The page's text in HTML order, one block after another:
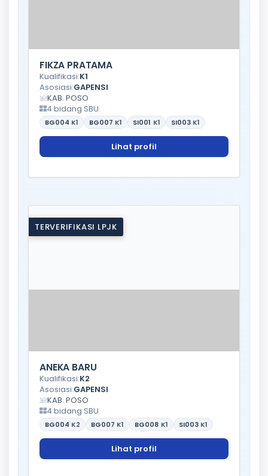
FIKZA PRATAMA
Kualifikasi:K1
Asosiasi:GAPENSI
KAB. POSO
4 bidang SBU
BG004 K1 BG007 K1 SI001 K1 SI003 K1
Lihat profil
TERVERIFIKASI LPJK
ANEKA BARU
Kualifikasi:K2
Asosiasi:GAPENSI
KAB. POSO
4 bidang SBU
BG004 K2 BG007 K1 BG008 K1 SI003 K1
Lihat profil